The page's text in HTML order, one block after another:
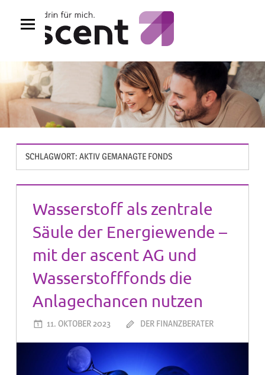
Inhalt
SCHLAGWORT: AKTIV GEMANAGTE FONDS
Wasserstoff als zentrale
Säule der Energiewende –
mit der ascent AG und
Wasserstofffonds die
Anlagechancen nutzen
11. OKTOBER 2023 DER FINANZBERATER